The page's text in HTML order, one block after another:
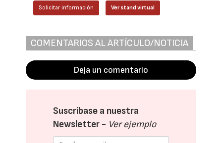
Solicitar información Ver stand virtual
COMENTARIOS AL ARTÍCULO/NOTICIA
Deja un comentario
Suscríbase a nuestra
Newsletter - Ver ejemplo